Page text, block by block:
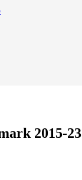
2015-23